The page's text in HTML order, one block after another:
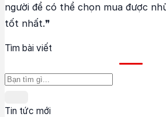
người để có thể chọn mua được
tốt nhất.❞
Tìm bài viết
Tin tức mới